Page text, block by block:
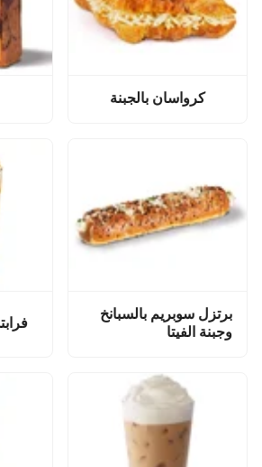
كرواسان بالجبنة
برتزل سوبريم بالسبانخ
وجبنة الفيتا